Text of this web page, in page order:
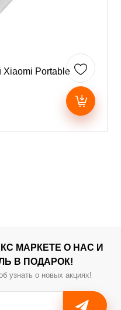
Xiaomi Portable
МАРКЕТЕ О НАС И
В ПОДАРОК!
узнать о новых акциях!